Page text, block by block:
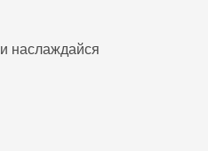
и наслаждайся